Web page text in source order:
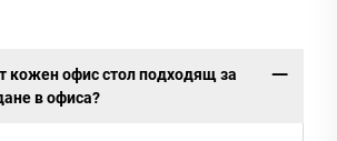
кожен офис стол подходящ за
в офиса?